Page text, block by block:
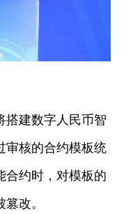
搭建数字人民币智
审核的合约模板统
合约时，对模板的
改。